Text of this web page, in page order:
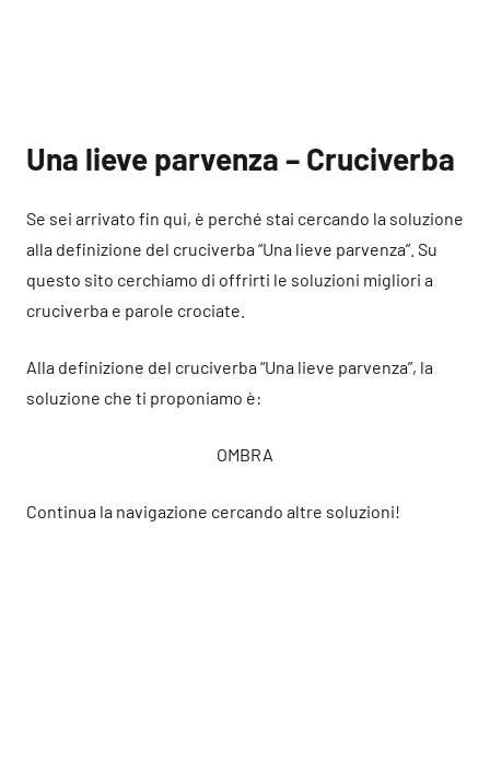
Una lieve parvenza – Cruciverba
Se sei arrivato fin qui, è perché stai cercando la soluzione
alla definizione del cruciverba “Una lieve parvenza”. Su
questo sito cerchiamo di offrirti le soluzioni migliori a
cruciverba e parole crociate.
Alla definizione del cruciverba “Una lieve parvenza”, la
soluzione che ti proponiamo è:
OMBRA
Continua la navigazione cercando altre soluzioni!